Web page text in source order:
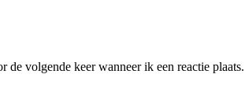
volgende keer wanneer ik een reactie plaats.